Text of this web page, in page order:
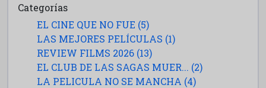
Categorías
EL CINE QUE NO FUE (5)
LAS MEJORES PELÍCULAS (1)
REVIEW FILMS 2026 (13)
EL CLUB DE LAS SAGAS MUER... (2)
LA PELICULA NO SE MANCHA (4)